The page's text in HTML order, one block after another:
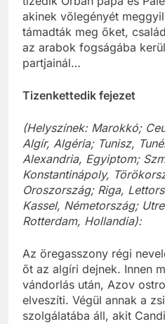
akinek vőlegényét
támadták meg őket,
az arabok fogságába
partjainál…
Tizenkettedik fejezet
(Helyszínek: Marokkó;
Algír, Algéria; Tunisz,
Alexandria, Egyiptom;
Konstantinápoly,
Oroszország; Riga,
Kassel, Németország;
Rotterdam, Hollandia):
Az öregasszony régi
őt az algíri dejnek. Innen
vándorlás után, Azov
elveszíti. Végül annak a
szolgálatába áll, akit